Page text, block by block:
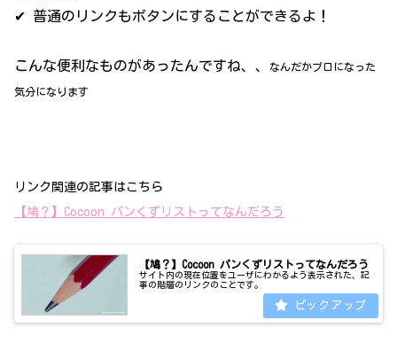
✔ 普通のリンクもボタンにすることができるよ！
こんな便利なものがあったんですね、、 なんだかプロになった
気分になります
リンク関連の記事はこちら
【鳩？】Cocoon パンくずリストってなんだろう
【鳩？】Cocoon パンくずリストってなんだろう
サイト内の現在位置をユーザにわかるよう表示された、記
事の階層のリンクのことです。